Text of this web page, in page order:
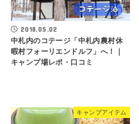
2018.05.02
中札内のコテージ「中札内農村休
暇村フォーリエンドルフ」へ！｜
キャンプ場レポ・口コミ
キャンプアイテム